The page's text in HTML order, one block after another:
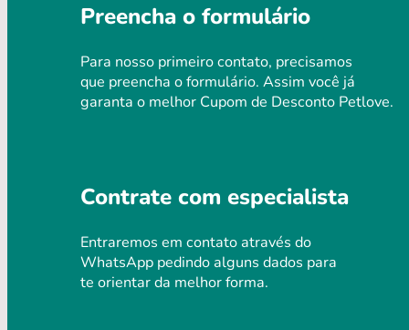
Preencha o formulário
Para nosso primeiro contato, precisamos
que preencha o formulário. Assim você já
garanta o melhor Cupom de Desconto Petlove.
Contrate com especialista
Entraremos em contato através do
WhatsApp pedindo alguns dados para
te orientar da melhor forma.